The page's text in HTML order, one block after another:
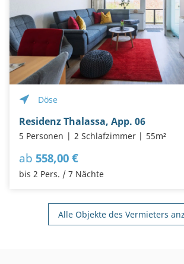
Döse
Residenz Thalassa, App. 06
5 Personen 2 Schlafzimmer 55m²
ab 558,00 €
bis 2 Pers. / 7 Nächte
Alle Objekte des Vermieters